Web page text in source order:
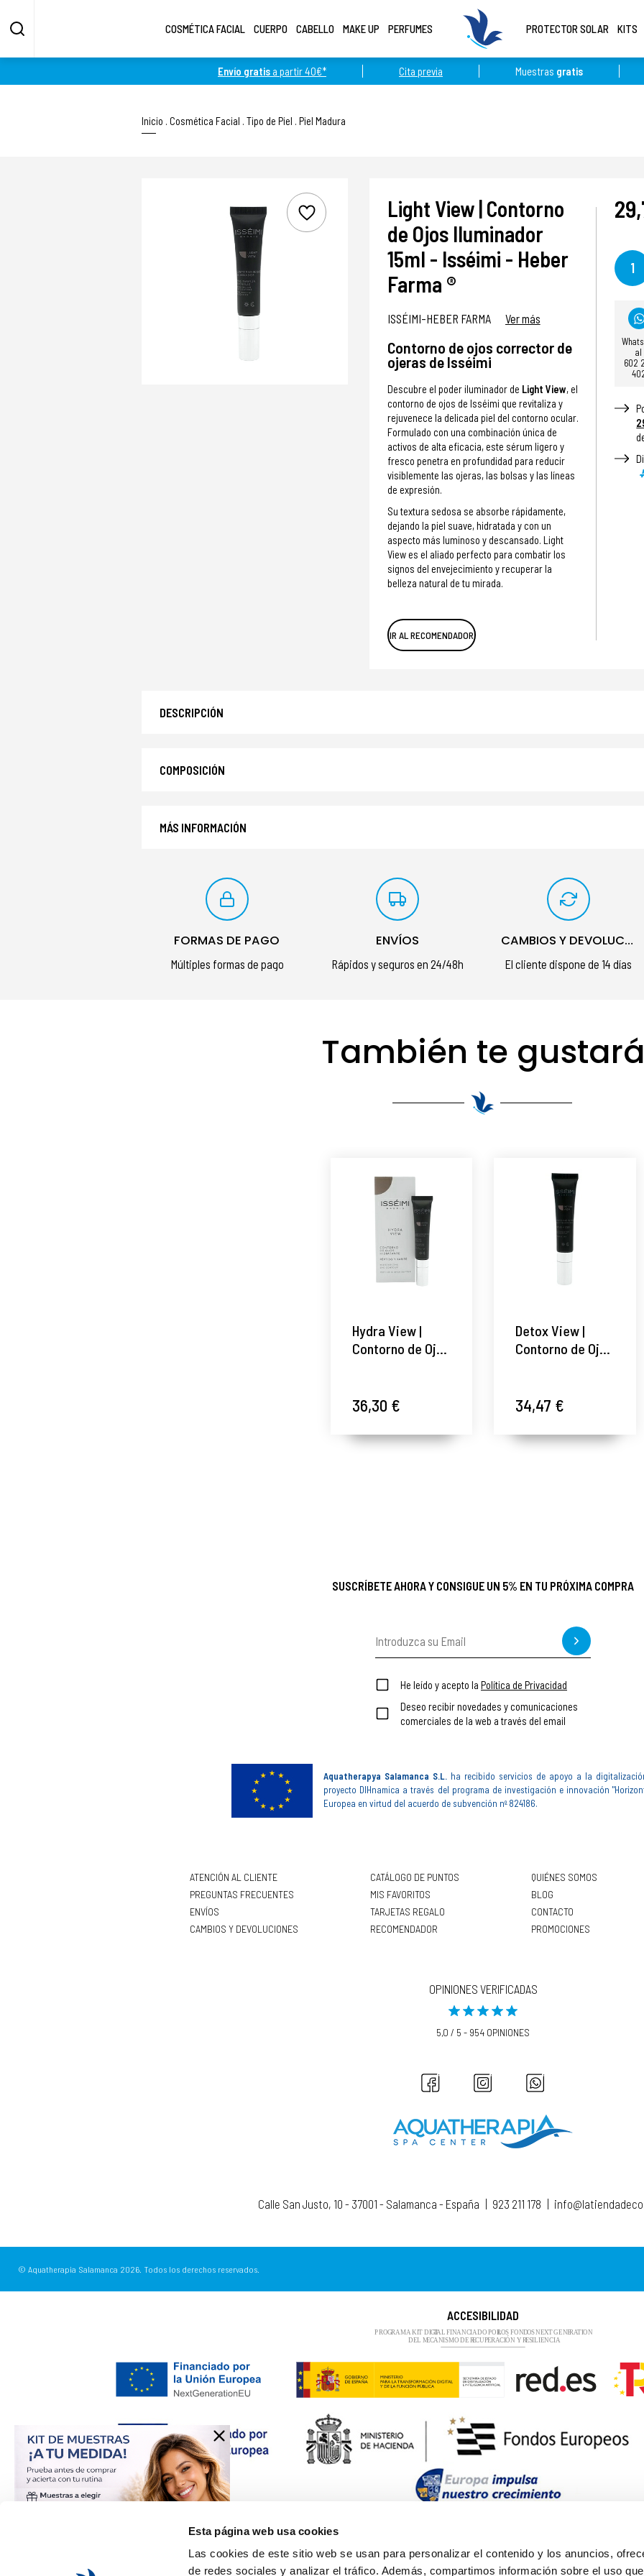
Esta página web usa cookies
Las cookies de este sitio web se usan para personalizar el contenido y los anuncios,
de redes sociales y analizar el tráfico. Además, compartimos información sobre el uso
Envío gratis a partir 40€* Cita previa Muestras gratis
COSMÉTICA FACIAL CUERPO CABELLO MAKE UP PERFUMES PROTECTOR SOLAR KITS
Inicio Cosmética Facial Tipo de Piel Piel Madura
Light View | Contorno
de Ojos Iluminador
15ml - Isséimi - Heber
Farma ®
ISSÉIMI-HEBER FARMA Ver más
Contorno de ojos corrector de
ojeras de Isséimi
Descubre el poder iluminador de Light View, el
contorno de ojos de Isséimi que revitaliza y
rejuvenece la delicada piel del contorno ocular.
Formulado con una combinación única de
activos de alta eficacia, este sérum ligero y
fresco penetra en profundidad para reducir
visiblemente las ojeras, las bolsas y las líneas
de expresión.
Su textura sedosa se absorbe rápidamente,
dejando la piel suave, hidratada y con un
aspecto más luminoso y descansado. Light
View es el aliado perfecto para combatir los
signos del envejecimiento y recuperar la
belleza natural de tu mirada.
IR AL RECOMENDADOR
1
al
602
DESCRIPCIÓN
COMPOSICIÓN
MÁS INFORMACIÓN
FORMAS DE PAGO
Múltiples formas de pago
ENVÍOS
Rápidos y seguros en 24/48h
CAMBIOS Y DEVOLUCIONES
El cliente dispone de 14 días
También te
Hydra View |
Contorno de Ojos
Farma ®
36,30 €
Detox View |
Contorno de Ojos
Heber Farma ®
34,47 €
SUSCRÍBETE AHORA Y CONSIGUE UN 5% EN TU PRÓXIMA COMPRA
He leído y acepto la Política de Privacidad
Deseo recibir novedades y comunicaciones
comerciales de la web a través del email
Aquatherapya Salamanca S.L. ha recibido servicios de apoyo a la
proyecto DIHnamica a través del programa de investigación e innovación
Europea en virtud del acuerdo de subvención nº 824186.
ATENCIÓN AL CLIENTE
PREGUNTAS FRECUENTES
ENVÍOS
CAMBIOS Y DEVOLUCIONES
CATÁLOGO DE PUNTOS
MIS FAVORITOS
TARJETAS REGALO
RECOMENDADOR
QUIÉNES SOMOS
BLOG
CONTACTO
PROMOCIONES
OPINIONES VERIFICADAS
5,0 / 5 - 954 OPINIONES
Calle San Justo, 10 - 37001 - Salamanca - España | 923 211 178 |
© Aquatherapia Salamanca 2026. Todos los derechos reservados.
ACCESIBILIDAD